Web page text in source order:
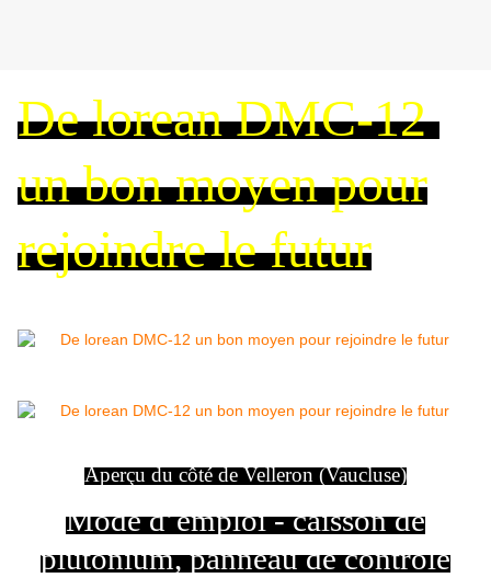
De lorean DMC-12
un bon moyen pour
rejoindre le futur
Aperçu du côté de Velleron (Vaucluse)
Mode d’emploi - caisson de
plutonium, panneau de contrôle